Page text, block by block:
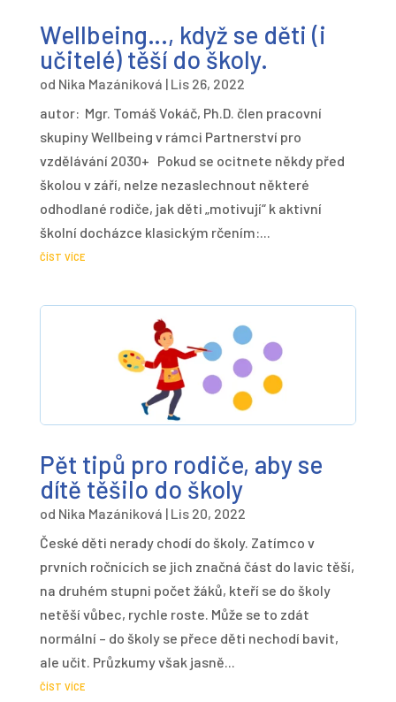
Wellbeing…, když se děti (i
učitelé) těší do školy.
od Nika Mazániková | Lis 26, 2022
autor: Mgr. Tomáš Vokáč, Ph.D. člen pracovní
skupiny Wellbeing v rámci Partnerství pro
vzdělávání 2030+ Pokud se ocitnete někdy před
školou v září, nelze nezaslechnout některé
odhodlané rodiče, jak děti „motivují“ k aktivní
školní docházce klasickým rčením:...
číst více
Pět tipů pro rodiče, aby se
dítě těšilo do školy
od Nika Mazániková | Lis 20, 2022
České děti nerady chodí do školy. Zatímco v
prvních ročnících se jich značná část do lavic těší,
na druhém stupni počet žáků, kteří se do školy
netěší vůbec, rychle roste. Může se to zdát
normální – do školy se přece děti nechodí bavit,
ale učit. Průzkumy však jasně...
číst více